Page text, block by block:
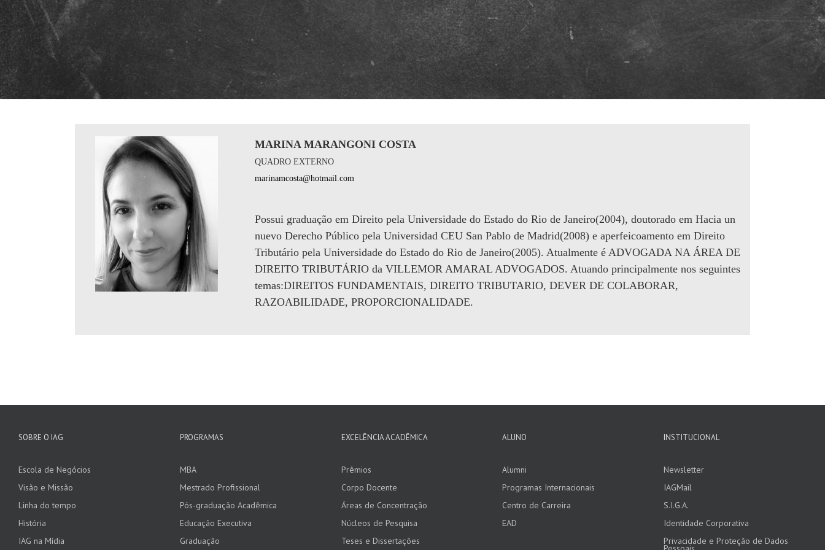
MARINA MARANGONI COSTA
QUADRO EXTERNO
marinamcosta@hotmail.com
Possui graduação em Direito pela Universidade do Estado do Rio de Janeiro(2004), doutorado em Hacia un
nuevo Derecho Público pela Universidad CEU San Pablo de Madrid(2008) e aperfeicoamento em Direito
Tributário pela Universidade do Estado do Rio de Janeiro(2005). Atualmente é ADVOGADA NA ÁREA DE
DIREITO TRIBUTÁRIO da VILLEMOR AMARAL ADVOGADOS. Atuando principalmente nos seguintes
temas:DIREITOS FUNDAMENTAIS, DIREITO TRIBUTARIO, DEVER DE COLABORAR,
RAZOABILIDADE, PROPORCIONALIDADE.
SOBRE O IAG
Escola de Negócios
Visão e Missão
Linha do tempo
História
IAG na Mídia
PROGRAMAS
MBA
Mestrado Profissional
Pós-graduação Acadêmica
Educação Executiva
Graduação
EXCELÊNCIA ACADÊMICA
Prêmios
Corpo Docente
Áreas de Concentração
Núcleos de Pesquisa
Teses e Dissertações
ALUNO
Alumni
Programas Internacionais
Centro de Carreira
EAD
INSTITUCIONAL
Newsletter
IAGMail
S.I.G.A.
Identidade Corporativa
Privacidade e Proteção de Dados